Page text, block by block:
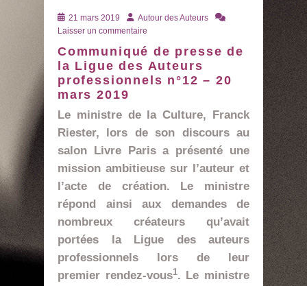
Posté
le
21 mars 2019 AuteurAutour des Auteurs
Laisser un commentaire
Communiqué de presse de
la Ligue des Auteurs
professionnels n°12 – 20
mars 2019
Le ministre de la Culture, Franck
Riester, lors de son discours au
salon Livre Paris a présenté une
mission ambitieuse sur l’auteur et
l’acte de création. Le ministre
répond ainsi aux demandes de
nombreux créateurs qu’avait
portées la Ligue des auteurs
professionnels lors de leur
premier rendez-vous1. Le ministre